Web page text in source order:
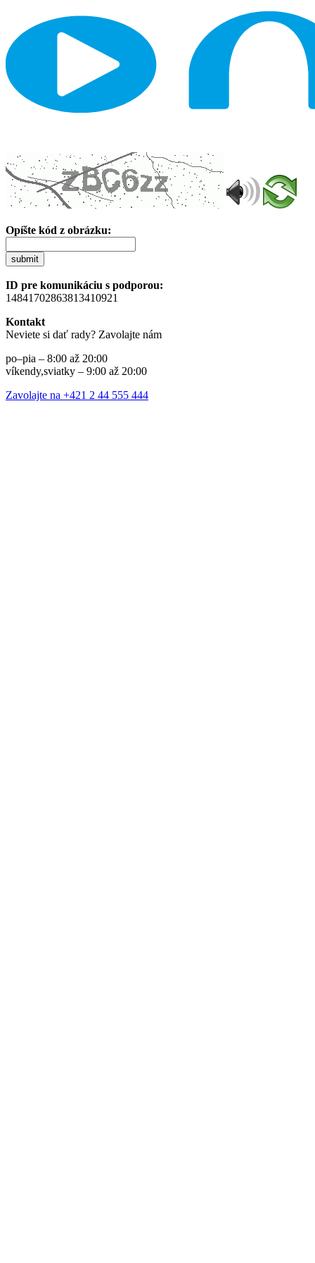
Opíšte kód z obrázku:
submit
ID pre komunikáciu s podporou:
14841702863813410921
Kontakt
Neviete si dať rady? Zavolajte nám
po–pia – 8:00 až 20:00
víkendy,sviatky – 9:00 až 20:00
Zavolajte na +421 2 44 555 444